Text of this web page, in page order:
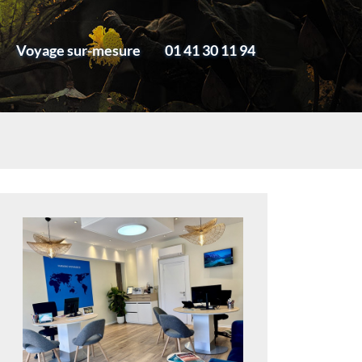
Voyage sur-mesure 01 41 30 11 94